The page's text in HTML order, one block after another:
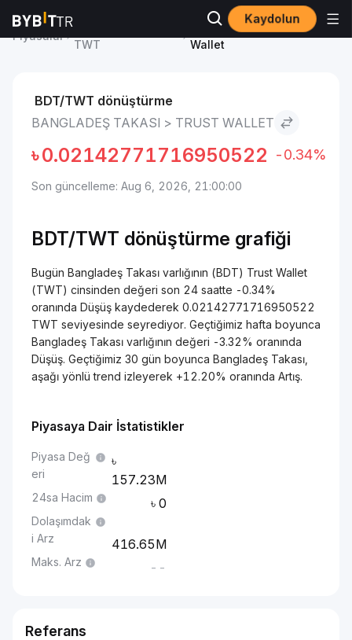
Kaydolun
Piyasalar
TWT
Bangladeş Takası to Trust
Wallet
BDT/TWT dönüştürme
BANGLADEŞ TAKASI > TRUST WALLET
৳0.02142771716950522 -0.34%
Son güncelleme: Aug 6, 2026, 21:00:00
BDT/TWT dönüştürme grafiği
Bugün Bangladeş Takası varlığının (BDT) Trust Wallet
(TWT) cinsinden değeri son 24 saatte -0.34%
oranında Düşüş kaydederek 0.02142771716950522
TWT seviyesinde seyrediyor. Geçtiğimiz hafta boyunca
Bangladeş Takası varlığının değeri -3.32% oranında
Düşüş. Geçtiğimiz 30 gün boyunca Bangladeş Takası,
aşağı yönlü trend izleyerek +12.20% oranında Artış.
Piyasaya Dair İstatistikler
Piyasa Değ
eri
157.23M
24sa Hacim 0
Dolaşımdak
i Arz
416.65M
Maks. Arz --
Referans